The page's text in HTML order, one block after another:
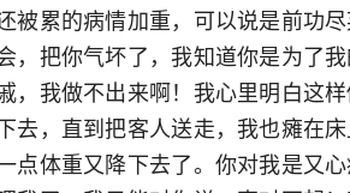
被累的病情加重，可以说是前功
，把你气坏了，我知道你是为了
，我做不出来啊！我心里明白这
去，直到把客人送走，我也瘫在
点体重又降下去了。你对我是又